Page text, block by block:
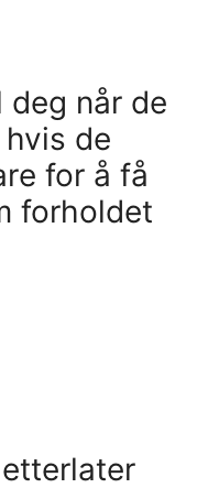
deg når de
de
for å få
forholdet